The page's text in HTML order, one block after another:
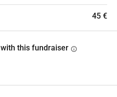
45 €
this fundraiser info